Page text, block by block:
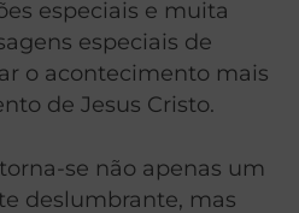
especiais e muita
especiais de
o acontecimento mais
de Jesus Cristo.
se não apenas um
deslumbrante, mas